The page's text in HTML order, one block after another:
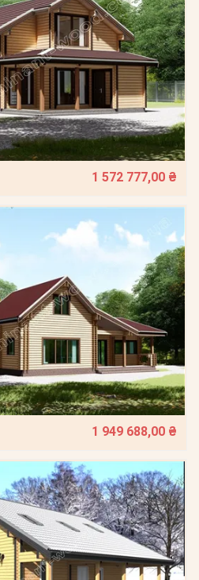
1 572 777,00 ₴
1 949 688,00 ₴